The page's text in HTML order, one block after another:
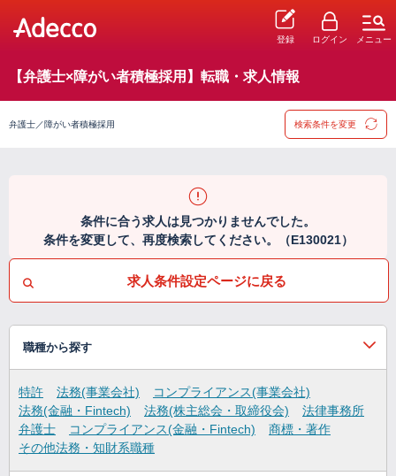
登録 ログイン メニュー
【弁護士×障がい者積極採用】転職・求人情報
弁護士／障がい者積極採用 検索条件を変更
条件に合う求人は見つかりませんでした。
条件を変更して、再度検索してください。（E130021）
求人条件設定ページに戻る
職種から探す
特許 法務(事業会社)
コンプライアンス(事業会社)
法務(金融・Fintech)
法務(株主総会・取締役会)
法律事務所
弁護士
コンプライアンス(金融・Fintech)
商標・著作
その他法務・知財系職種